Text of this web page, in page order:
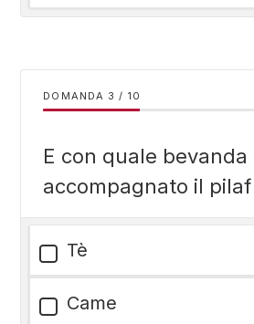
DOMANDA / 10
E con quale bevanda
accompagnato il
Tè
Came